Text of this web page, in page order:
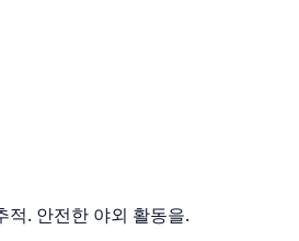
적. 안전한 야외 활동을.